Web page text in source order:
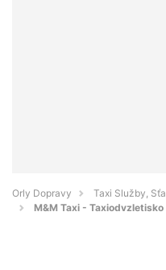
Orly Dopravy
Taxi Služby,
M&M Taxi -